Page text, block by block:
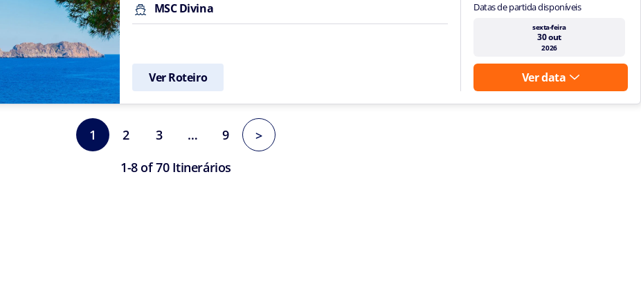
MSC Divina
Ver Roteiro
Datas de partida disponíveis
sexta-feira
30 out
2026
Ver data
1 2 3 … 9
>
1-8 of 70 Itinerários